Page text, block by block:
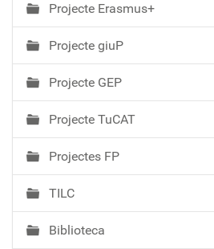
Projecte Erasmus+
Projecte giuP
Projecte GEP
Projecte TuCAT
Projectes FP
TILC
Biblioteca